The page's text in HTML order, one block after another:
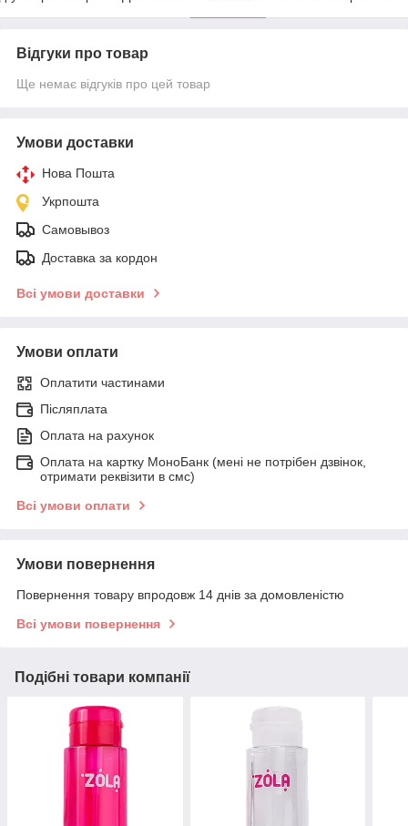
Відгуки про товар
Ще немає відгуків про цей товар
Умови доставки
Нова Пошта
Укрпошта
Самовывоз
Доставка за кордон
Всі умови доставки
Умови оплати
Оплатити частинами
Післяплата
Оплата на рахунок
Оплата на картку МоноБанк (мені не потрібен дзвінок,
отримати реквізити в смс)
Всі умови оплати
Умови повернення
Повернення товару впродовж 14 днів за домовленістю
Всі умови повернення
Подібні товари компанії